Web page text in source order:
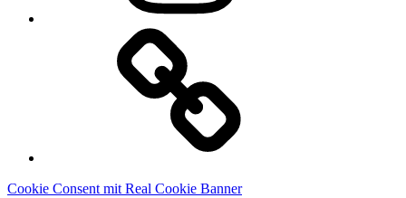
Cookie Consent mit Real Cookie Banner